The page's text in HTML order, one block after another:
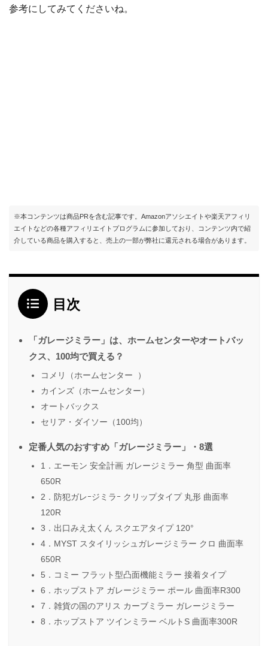
参考にしてみてくださいね。
※本コンテンツは商品PRを含む記事です。Amazonアソシエイトや楽天アフィリ
エイトなどの各種アフィリエイトプログラムに参加しており、コンテンツ内で紹
介している商品を購入すると、売上の一部が弊社に還元される場合があります。
目次
「ガレージミラー」は、ホームセンターやオートバッ
クス、100均で買える？
コメリ（ホームセンター ）
カインズ（ホームセンター）
オートバックス
セリア・ダイソー（100均）
定番人気のおすすめ「ガレージミラー」・8選
1．エーモン 安全計画 ガレージミラー 角型 曲面率
650R
2．防犯ガレｰジミラｰ クリップタイプ 丸形 曲面率
120R
3．出口みえ太くん スクエアタイプ 120°
4．MYST スタイリッシュガレージミラー クロ 曲面率
650R
5．コミー フラット型凸面機能ミラー 接着タイプ
6．ホップストア ガレージミラー ポール 曲面率R300
7．雑貨の国のアリス カーブミラー ガレージミラー
8．ホップストア ツインミラー ベルトS 曲面率300R